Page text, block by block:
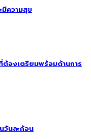
มีความสุข
ต้องเตรียมพร้อมด้านการ
วันละก้อน